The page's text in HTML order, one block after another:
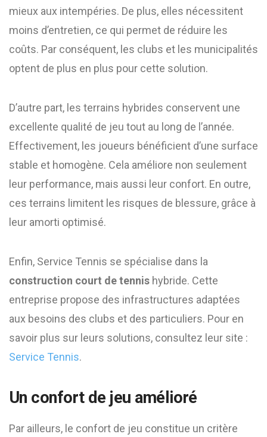
mieux aux intempéries. De plus, elles nécessitent
moins d’entretien, ce qui permet de réduire les
coûts. Par conséquent, les clubs et les municipalités
optent de plus en plus pour cette solution.
D’autre part, les terrains hybrides conservent une
excellente qualité de jeu tout au long de l’année.
Effectivement, les joueurs bénéficient d’une surface
stable et homogène. Cela améliore non seulement
leur performance, mais aussi leur confort. En outre,
ces terrains limitent les risques de blessure, grâce à
leur amorti optimisé.
Enfin, Service Tennis se spécialise dans la
construction court de tennis hybride. Cette
entreprise propose des infrastructures adaptées
aux besoins des clubs et des particuliers. Pour en
savoir plus sur leurs solutions, consultez leur site :
Service Tennis.
Un confort de jeu amélioré
Par ailleurs, le confort de jeu constitue un critère